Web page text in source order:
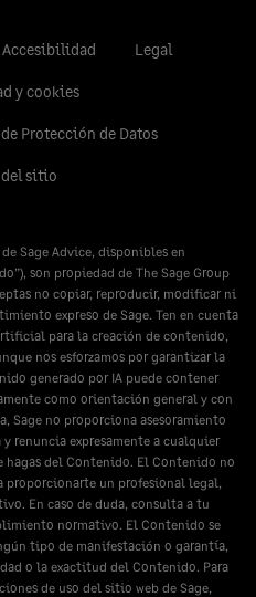
Accesibilidad Legal
y cookies
Protección de Datos
del sitio
Sage Advice, disponibles en
son propiedad de The Sage Group
no copiar, reproducir, modificar ni
expreso de Sage. Ten en cuenta
para la creación de contenido,
nos esforzamos por garantizar la
generado por IA puede contener
como orientación general y con
Sage no proporciona asesoramiento
renuncia expresamente a cualquier
hagas del Contenido. El Contenido no
un profesional legal,
En caso de duda, consulta a tu
normativo. El Contenido se
tipo de manifestación o garantía,
o la exactitud del Contenido. Para
de uso del sitio web de Sage,